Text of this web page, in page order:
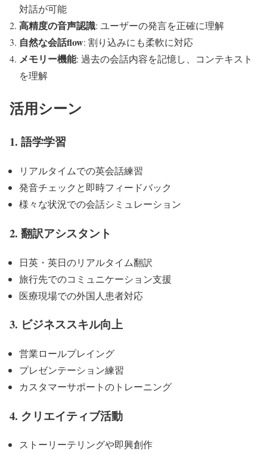
対話が可能
高精度の音声認識: ユーザーの発言を正確に理解
自然な会話flow: 割り込みにも柔軟に対応
メモリー機能: 過去の会話内容を記憶し、コンテキスト
を理解
活用シーン
1. 語学学習
リアルタイムでの英会話練習
発音チェックと即時フィードバック
様々な状況での会話シミュレーション
2. 翻訳アシスタント
日英・英日のリアルタイム翻訳
旅行先でのコミュニケーション支援
医療現場での外国人患者対応
3. ビジネススキル向上
営業ロールプレイング
プレゼンテーション練習
カスタマーサポートのトレーニング
4. クリエイティブ活動
ストーリーテリングや即興創作